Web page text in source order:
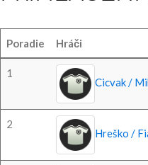
Poradie Hráči
1
Cicvak /
2
Hreško /